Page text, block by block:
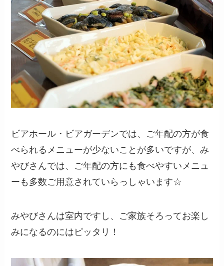
ビアホール・ビアガーデンでは、ご年配の方が食
べられるメニューが少ないことが多いですが、み
やびさんでは、ご年配の方にも食べやすいメニュ
ーも多数ご用意されていらっしゃいます☆
みやびさんは室内ですし、ご家族そろってお楽し
みになるのにはピッタリ！